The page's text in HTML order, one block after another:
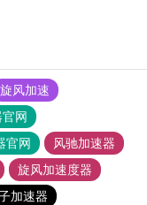
旋风加速
网
官网
风驰加速器
旋风加速度器
加速器